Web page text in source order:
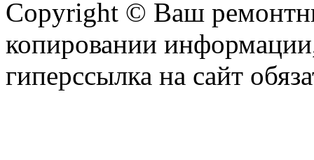
Copyright © Ваш
копировании
гиперссылка на сайт